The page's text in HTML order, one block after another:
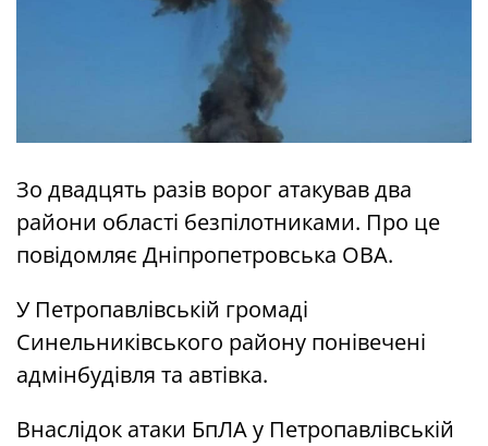
Зо двадцять разів ворог атакував два
райони області безпілотниками. Про це
повідомляє Дніпропетровська ОВА.
У Петропавлівській громаді
Синельниківського району понівечені
адмінбудівля та автівка.
Внаслідок атаки БпЛА у Петропавлівській